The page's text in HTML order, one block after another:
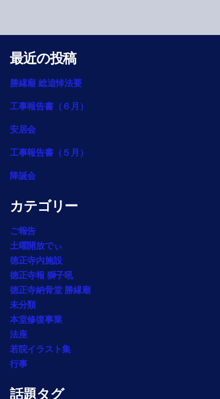
最近の投稿
勝縁廟 総追悼法要
工事報告書（６月）
安居会
工事報告書（５月）
降誕会
カテゴリー
ご報告
土曜開放でぃ
徳正寺内施設
徳正寺報 獅子吼
徳正寺納骨堂 勝縁廟
未分類
本堂修復事業
法座
若院イラスト集
行事
話題タグ